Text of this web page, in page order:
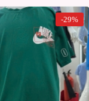
-29%